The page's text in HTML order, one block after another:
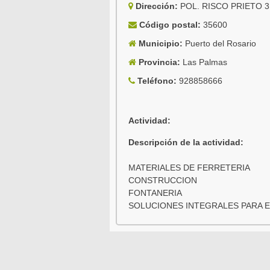
Dirección: POL. RISCO PRIETO 3
Código postal: 35600
Municipio: Puerto del Rosario
Provincia: Las Palmas
Teléfono: 928858666
Actividad:
Descripción de la actividad:
MATERIALES DE FERRETERIA
CONSTRUCCION
FONTANERIA
SOLUCIONES INTEGRALES PARA